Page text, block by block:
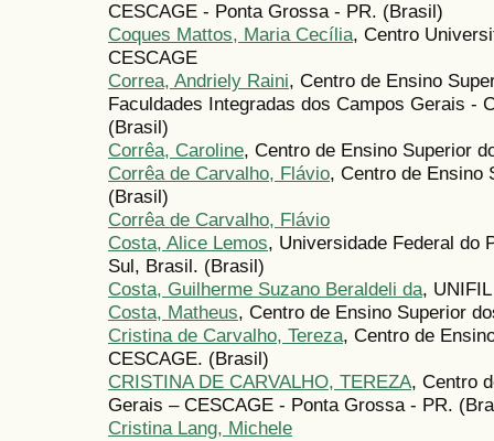
CESCAGE - Ponta Grossa - PR. (Brasil)
Coques Mattos, Maria Cecília, Centro
CESCAGE
Correa, Andriely Raini, Centro de Ensino
Faculdades Integradas dos Campos Gerais -
(Brasil)
Corrêa, Caroline, Centro de Ensino Superior
Corrêa de Carvalho, Flávio, Centro de Ensino
(Brasil)
Corrêa de Carvalho, Flávio
Costa, Alice Lemos, Universidade Federal do
Sul, Brasil. (Brasil)
Costa, Guilherme Suzano Beraldeli da, UNIFIL
Costa, Matheus, Centro de Ensino Superior
Cristina de Carvalho, Tereza, Centro de
CESCAGE. (Brasil)
CRISTINA DE CARVALHO, TEREZA, Centro
Gerais – CESCAGE - Ponta Grossa - PR.
Cristina Lang, Michele